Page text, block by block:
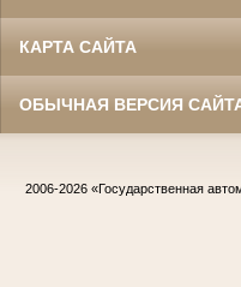
КАРТА САЙТА
ОБЫЧНАЯ ВЕРСИЯ
2006-2026 «Государственная